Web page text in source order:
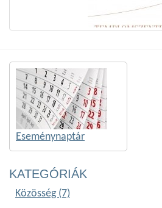
Eseménynaptár
KATEGÓRIÁK
Közösség (7)